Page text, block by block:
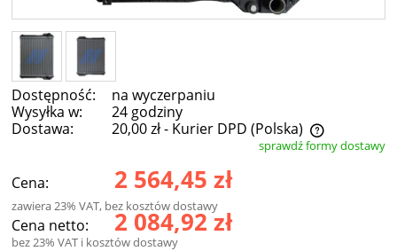
Dostępność:
na wyczerpaniu
Wysyłka w:
24 godziny
Dostawa:
20,00 zł- Kurier DPD (Polska)
Cena nie zawiera ewentualnych kosztów płatnościsprawdź formy dostawy
Cena: 2 564,45 zł
zawiera 23% VAT, bez kosztów dostawy
Cena netto: 2 084,92 zł
bez 23% VAT i kosztów dostawy